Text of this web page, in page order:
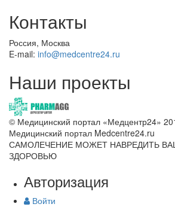
Контакты
Россия, Москва
E-mail: info@medcentre24.ru
Наши проекты
© Медицинский портал «Медцентр24»
Медицинский портал Medcentre24.ru
САМОЛЕЧЕНИЕ МОЖЕТ НАВРЕДИТЬ
ЗДОРОВЬЮ
Авторизация
Войти